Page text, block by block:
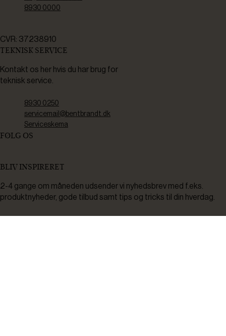
8930 0000
CVR: 37238910
TEKNISK SERVICE
Kontakt os her hvis du har brug for
teknisk service.
8930 0250
servicemail@bentbrandt.dk
Serviceskema
FØLG OS
BLIV INSPIRERET
2-4 gange om måneden udsender vi nyhedsbrev med f.eks.
produktnyheder, gode tilbud samt tips og tricks til din hverdag.